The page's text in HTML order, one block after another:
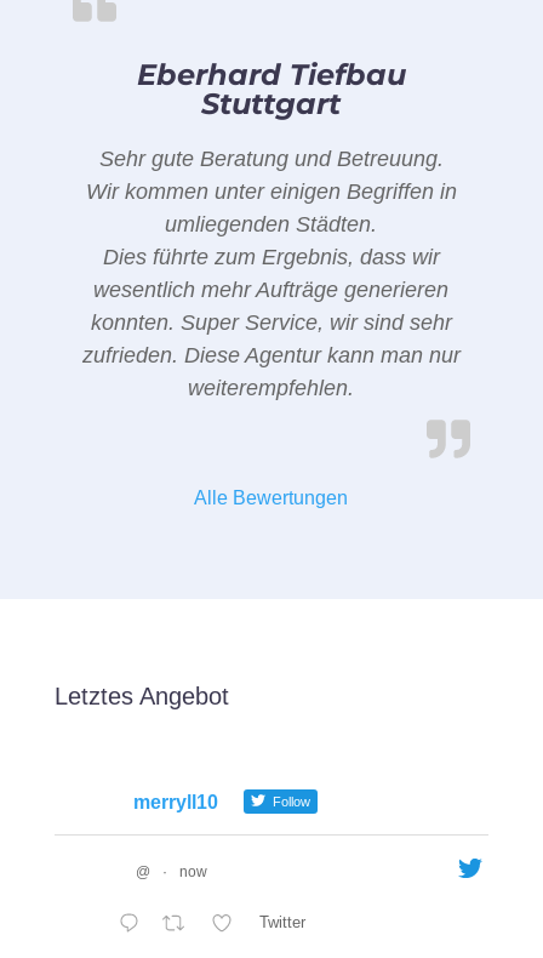
Eberhard Tiefbau
Stuttgart
Sehr gute Beratung und Betreuung.
Wir kommen unter einigen Begriffen in
umliegenden Städten.
Dies führte zum Ergebnis, dass wir
wesentlich mehr Aufträge generieren
konnten. Super Service, wir sind sehr
zufrieden. Diese Agentur kann man nur
weiterempfehlen.
Alle Bewertungen
Letztes Angebot
merryll10 Follow
@ · now
Twitter